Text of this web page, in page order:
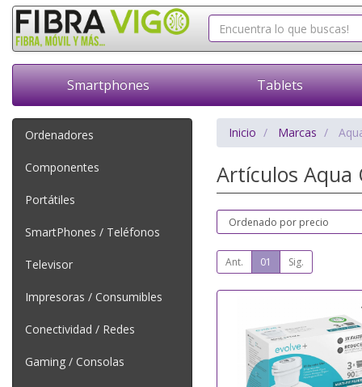
Smartphones Tablets
Ordenadores
Componentes
Portátiles
SmartPhones / Teléfonos
Televisor
Impresoras / Consumibles
Conectividad / Redes
Gaming / Consolas
Inicio Marcas
Artículos
Ant. 01 Sig.